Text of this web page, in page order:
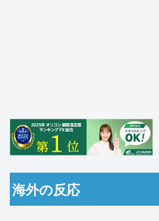
海外の反応